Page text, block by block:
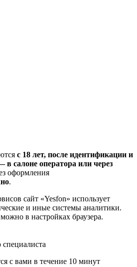
с 18 лет, после идентификации и
в салоне оператора или через
оформления
.
сайт «Yesfon» использует
и иные системы аналитики.
в настройках браузера.
с вами в течение 10 минут